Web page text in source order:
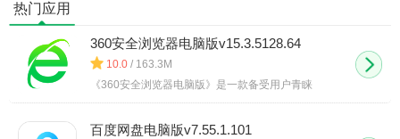
热门应用
360安全浏览器电脑版v15.3.5128.64
10.0 / 163.3M
《360安全浏览器电脑版》是一款备受用户青睐
百度网盘电脑版v7.55.1.101